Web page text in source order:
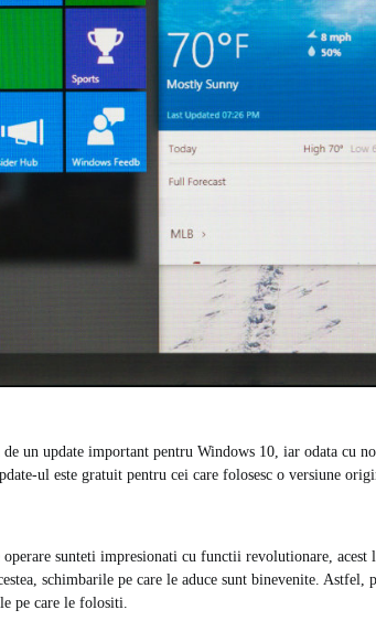
un update important pentru Windows 10, iar odata cu
ul este gratuit pentru cei care folosesc o versiune
operare sunteti impresionati cu functii revolutionare, acest
schimbarile pe care le aduce sunt binevenite. Astfel,
pe care le folositi.